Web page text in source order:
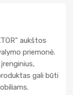
aukštos
priemonė.
gali būti